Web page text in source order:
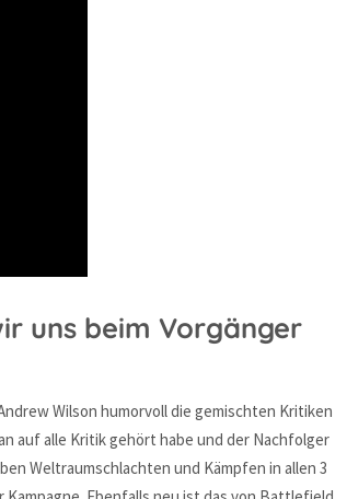
uns beim Vorgänger
Wilson humorvoll die gemischten Kritiken
auf alle Kritik gehört habe und der Nachfolger
Weltraumschlachten und Kämpfen in allen 3